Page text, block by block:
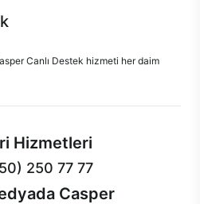
Canlı Destek hizmeti her daim
Hizmetleri
250 77 77
Casper